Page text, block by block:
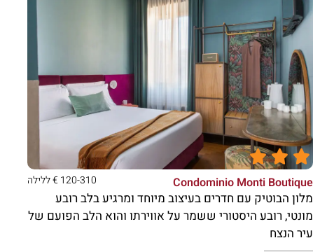





Condominio Monti Boutique 120-310 € ללילה
מלון הבוטיק עם חדרים בעיצוב מיוחד ומרגיע בלב רובע
מונטי, רובע היסטורי ששמר על אווירתו והוא הלב הפועם של
עיר הנצח